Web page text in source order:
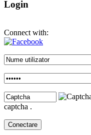
Login
Connect with:
captcha .